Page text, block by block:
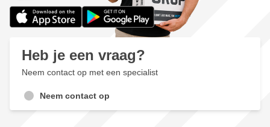
Heb je een vraag?
Neem contact op met een specialist
Neem contact op